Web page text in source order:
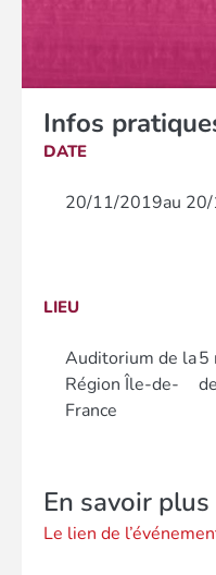
Infos
DATE
20/11/2019au
LIEU
Auditorium de la
Région Île-de-
France
5
En savoir plus
Le lien de